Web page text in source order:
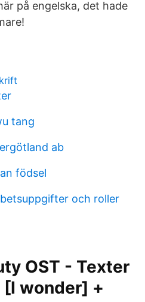
på engelska, det hade
tang
ab
födsel
och roller
OST - Texter
wonder] +